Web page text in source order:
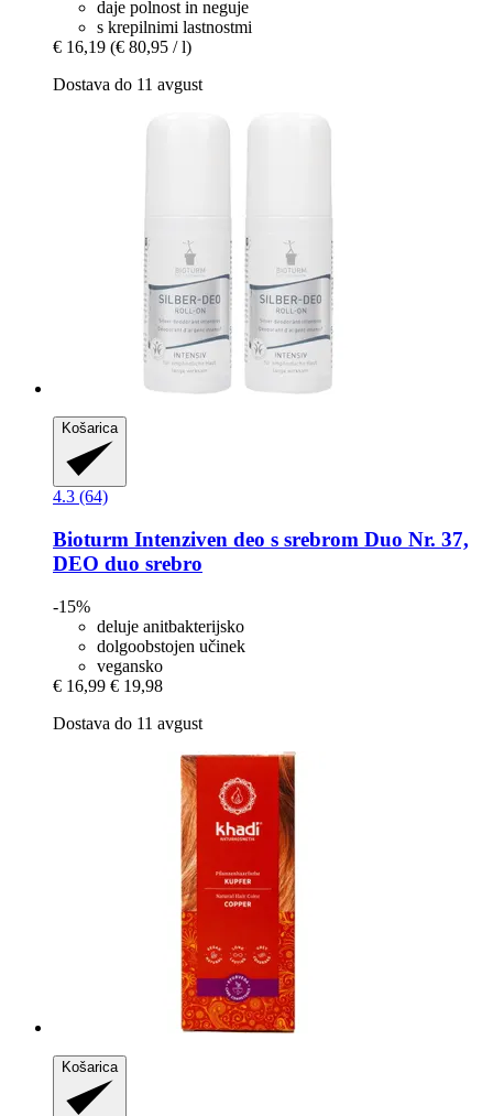
daje polnost in neguje
s krepilnimi lastnostmi
€ 16,19 (€ 80,95 / l)
Dostava do 11 avgust
Košarica
4.3 (64)
Bioturm Intenziven deo s srebrom Duo Nr. 37,
DEO duo srebro
-15%
deluje anitbakterijsko
dolgoobstojen učinek
vegansko
€ 16,99 € 19,98
Dostava do 11 avgust
Košarica